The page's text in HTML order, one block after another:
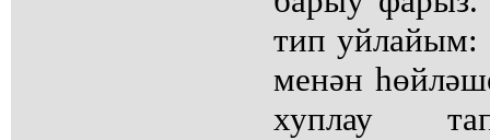
тип уйлайым:
менән
хуплау